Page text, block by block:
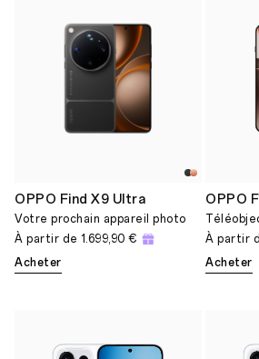
OPPO Find X9 Ultra
Votre prochain appareil photo
À partir de 1.699,90 €
Acheter
OPPO
À partir
Acheter